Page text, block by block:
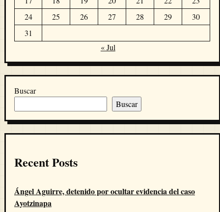
24
25 26 27 28 29
30
31
« Jul
Buscar
Buscar
Recent Posts
Ángel Aguirre, detenido por ocultar evidencia del caso
Ayotzinapa